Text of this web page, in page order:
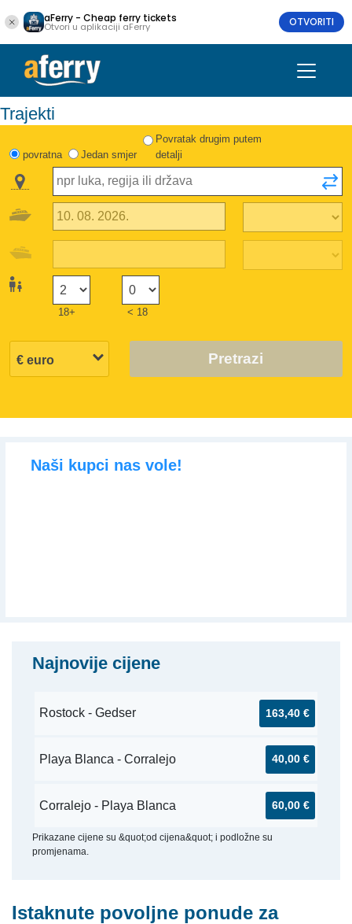
aFerry - Cheap ferry tickets
Otvori u aplikaciji aFerry OTVORITI
Trajekti
povratna Jedan smjer
Povratak drugim putem
detalji
18+ < 18
Pretrazi
Naši kupci nas vole!
Najnovije cijene
Rostock - Gedser 163,40 €
Playa Blanca - Corralejo 40,00 €
Corralejo - Playa Blanca 60,00 €
Prikazane cijene su &quot;od cijena&quot; i podložne su
promjenama.
Istaknute povoljne ponude za